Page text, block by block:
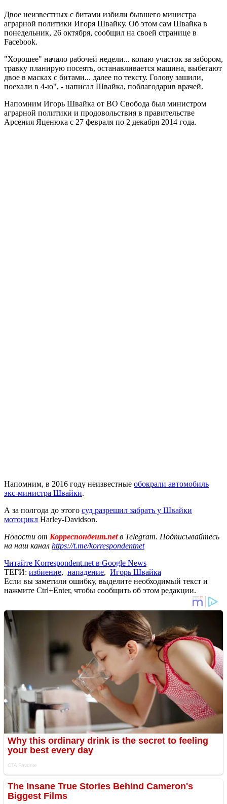
Двое неизвестных с битами избили бывшего министра
аграрной политики Игоря Швайку. Об этом сам Швайка в
понедельник, 26 октября, сообщил на своей странице в
Facebook.
"Хорошее" начало рабочей недели... копаю участок за забором,
травку планирую посеять, останавливается машина, выбегают
двое в масках с битами... далее по тексту. Голову зашили,
поехали в 4-ю", - написал Швайка, поблагодарив врачей.
Напомним Игорь Швайка от ВО Свобода был министром
аграрной политики и продовольствия в правительстве
Арсения Яценюка с 27 февраля по 2 декабря 2014 года.
Напомним, в 2016 году неизвестные обокрали автомобиль
экс-министра Швайки.
А за полгода до этого суд разрешил забрать у Швайки
мотоцикл Harley-Davidson.
Новости от Корреспондент.netв Telegram. Подписывайтесь
на наш канал https://t.me/korrespondentnet
Читайте Korrespondent.net в Google News
ТЕГИ: избиение, нападение, Игорь Швайка
Если вы заметили ошибку, выделите необходимый текст и
нажмите Ctrl+Enter, чтобы сообщить об этом редакции.